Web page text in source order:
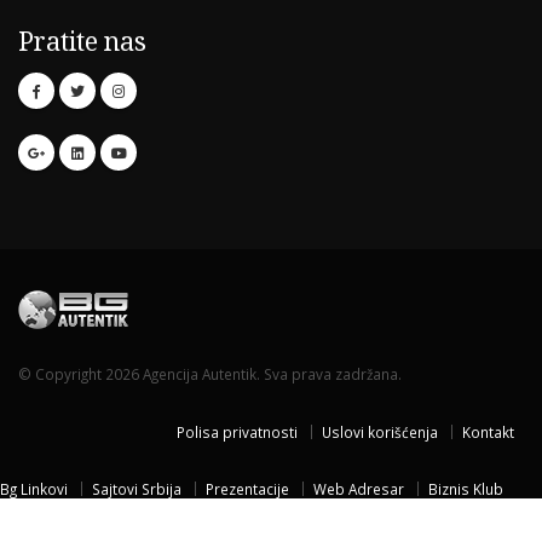
Pratite nas
© Copyright 2026 Agencija Autentik. Sva prava zadržana.
Polisa privatnosti Uslovi korišćenja Kontakt
Bg Linkovi Sajtovi Srbija Prezentacije Web Adresar
Biznis Klub